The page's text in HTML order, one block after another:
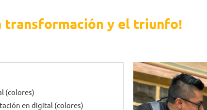
transformación y el triunfo!
(colores)
en digital (colores)